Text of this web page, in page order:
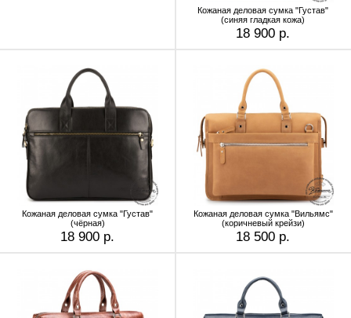
Кожаная деловая сумка "Густав"
(синяя гладкая кожа)
18 900 р.
Кожаная деловая сумка "Густав"
(чёрная)
18 900 р.
Кожаная деловая сумка "Вильямс"
(коричневый крейзи)
18 500 р.